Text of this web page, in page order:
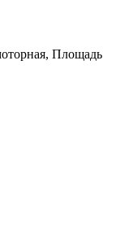
Площадь